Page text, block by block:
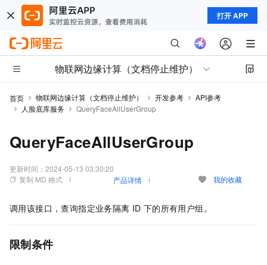
打开 APP
物联网边缘计算（文档停止维护）
首页 物联网边缘计算（文档停止维护） 开发参考
API参考
人脸底库服务
QueryFaceAllUserGroup
QueryFaceAllUserGroup
更新时间： 2024-05-13 03:30:20
复制 MD 格式
产品详情 我的收藏
调用该接口，查询指定业务隔离 ID 下的所有用户组。
限制条件